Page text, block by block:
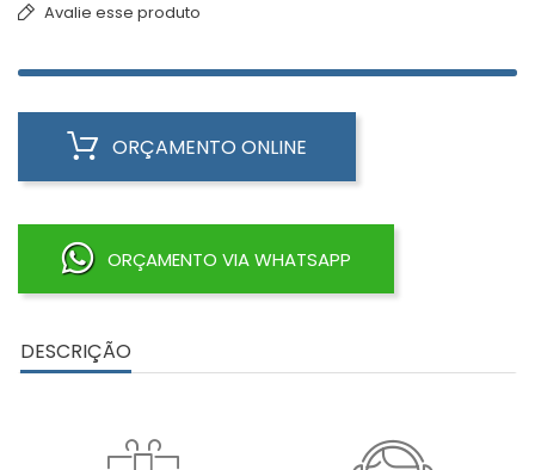
Avalie esse produto
ORÇAMENTO ONLINE
ORÇAMENTO VIA WHATSAPP
DESCRIÇÃO